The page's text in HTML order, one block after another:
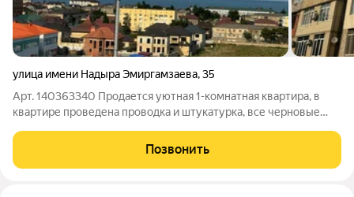
улица имени Надыра Эмиргамзаева,35
Арт. 140363340 Продается уютная 1-комнатная квартира, в
квартире проведена проводка и штукатурка, все черновые
ходьбы находится детский сад, а также вблизи расположены
школы, парки,
Позвонить